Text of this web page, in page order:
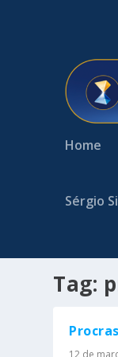
Home
Sérgio
Tag: